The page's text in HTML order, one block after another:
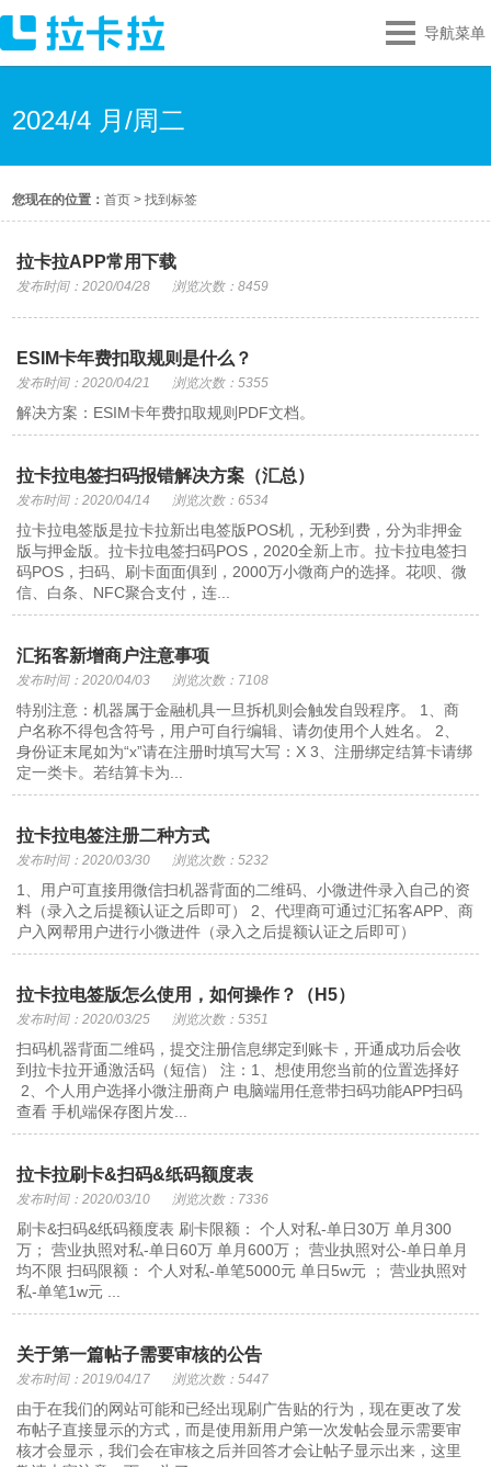
导航菜单
2024/4 月/周二
您现在的位置：首页 >找到标签
拉卡拉APP常用下载
发布时间：2020/04/28 浏览次数：8459
ESIM卡年费扣取规则是什么？
发布时间：2020/04/21 浏览次数：5355
解决方案：ESIM卡年费扣取规则PDF文档。
拉卡拉电签扫码报错解决方案（汇总）
发布时间：2020/04/14 浏览次数：6534
拉卡拉电签版是拉卡拉新出电签版POS机，无秒到费，分为非押金
版与押金版。拉卡拉电签扫码POS，2020全新上市。拉卡拉电签扫
码POS，扫码、刷卡面面俱到，2000万小微商户的选择。花呗、微
信、白条、NFC聚合支付，连...
汇拓客新增商户注意事项
发布时间：2020/04/03 浏览次数：7108
特别注意：机器属于金融机具一旦拆机则会触发自毁程序。 1、商
户名称不得包含符号，用户可自行编辑、请勿使用个人姓名。 2、
身份证末尾如为“x”请在注册时填写大写：X 3、注册绑定结算卡请绑
定一类卡。若结算卡为...
拉卡拉电签注册二种方式
发布时间：2020/03/30 浏览次数：5232
1、用户可直接用微信扫机器背面的二维码、小微进件录入自己的资
料（录入之后提额认证之后即可） 2、代理商可通过汇拓客APP、商
户入网帮用户进行小微进件（录入之后提额认证之后即可）
拉卡拉电签版怎么使用，如何操作？（H5）
发布时间：2020/03/25 浏览次数：5351
扫码机器背面二维码，提交注册信息绑定到账卡，开通成功后会收
到拉卡拉开通激活码（短信） 注：1、想使用您当前的位置选择好
2、个人用户选择小微注册商户 电脑端用任意带扫码功能APP扫码
查看 手机端保存图片发...
拉卡拉刷卡&扫码&纸码额度表
发布时间：2020/03/10 浏览次数：7336
刷卡&扫码&纸码额度表 刷卡限额： 个人对私-单日30万 单月300
万； 营业执照对私-单日60万 单月600万； 营业执照对公-单日单月
均不限 扫码限额： 个人对私-单笔5000元 单日5w元 ； 营业执照对
私-单笔1w元 ...
关于第一篇帖子需要审核的公告
发布时间：2019/04/17 浏览次数：5447
由于在我们的网站可能和已经出现刷广告贴的行为，现在更改了发
布帖子直接显示的方式，而是使用新用户第一次发帖会显示需要审
核才会显示，我们会在审核之后并回答才会让帖子显示出来，这里